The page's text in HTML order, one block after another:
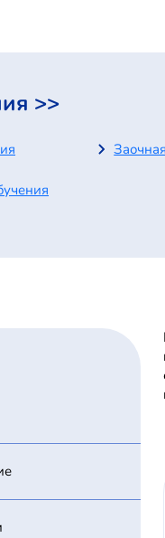
>>